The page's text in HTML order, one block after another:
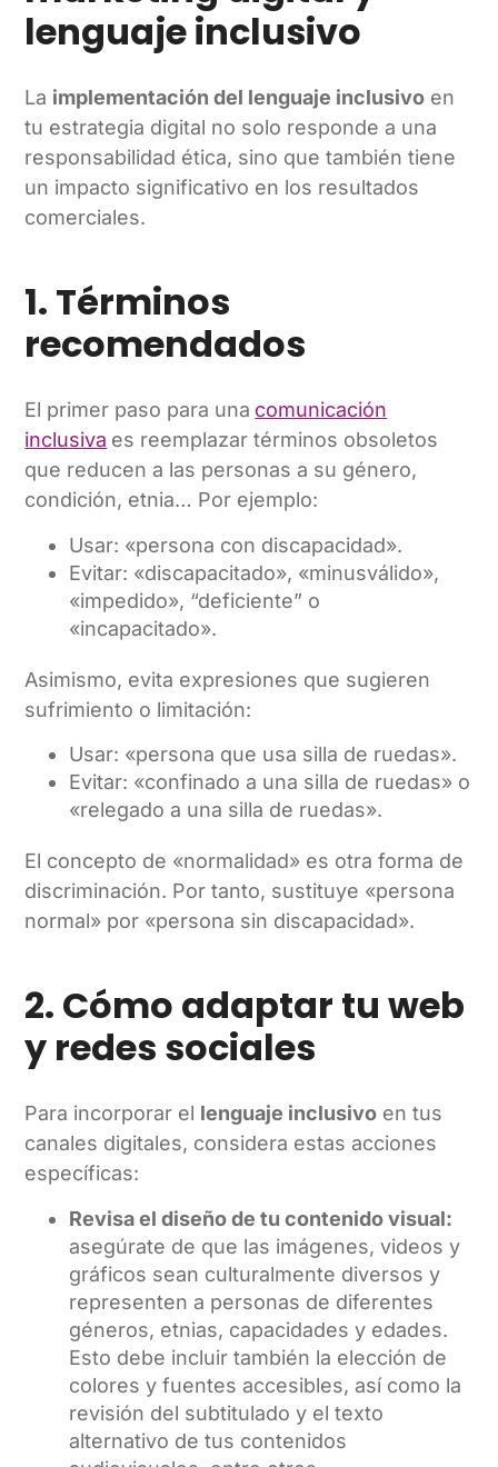
lenguaje inclusivo
La implementación del lenguaje inclusivo en
tu estrategia digital no solo responde a una
responsabilidad ética, sino que también tiene
un impacto significativo en los resultados
comerciales.
1. Términos
recomendados
El primer paso para una comunicación
inclusiva es reemplazar términos obsoletos
que reducen a las personas a su género,
condición, etnia… Por ejemplo:
Usar: «persona con discapacidad».
Evitar: «discapacitado», «minusválido»,
«impedido», “deficiente” o
«incapacitado».
Asimismo, evita expresiones que sugieren
sufrimiento o limitación:
Usar: «persona que usa silla de ruedas».
Evitar: «confinado a una silla de ruedas» o
«relegado a una silla de ruedas».
El concepto de «normalidad» es otra forma de
discriminación. Por tanto, sustituye «persona
normal» por «persona sin discapacidad».
2. Cómo adaptar tu web
y redes sociales
Para incorporar el lenguaje inclusivo en tus
canales digitales, considera estas acciones
específicas:
Revisa el diseño de tu contenido visual:
asegúrate de que las imágenes, videos y
gráficos sean culturalmente diversos y
representen a personas de diferentes
géneros, etnias, capacidades y edades.
Esto debe incluir también la elección de
colores y fuentes accesibles, así como la
revisión del subtitulado y el texto
alternativo de tus contenidos